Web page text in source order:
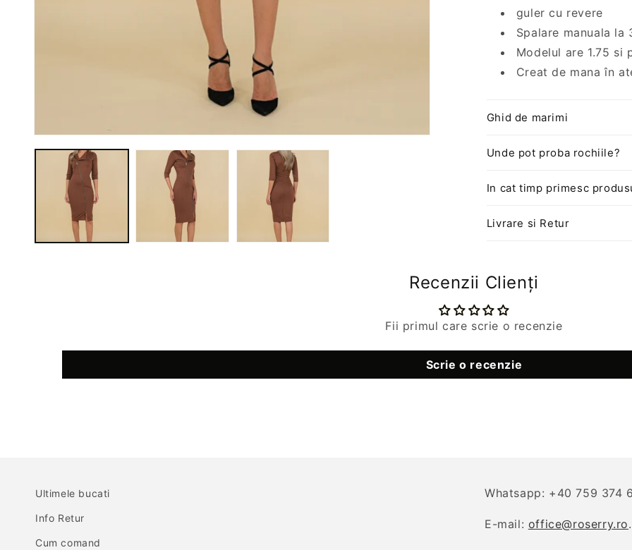
guler cu revere
Spalare manuala la
Modelul are 1.75 si
Creat de mana în
Ghid de marimi
Unde pot proba rochiile?
In cat timp primesc
Livrare si Retur
Recenzii Clienți
Fii primul care scrie o recenzie
Scrie o recenzie
Ultimele bucati
Info Retur
Cum comand
Whatsapp: +40 759 374
E-mail: office@roserry.ro.